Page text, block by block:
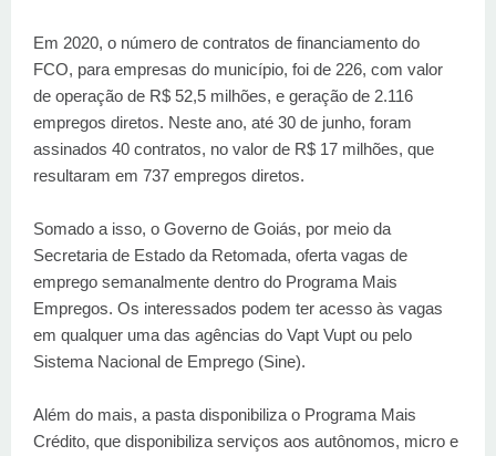
Em 2020, o número de contratos de financiamento do
FCO, para empresas do município, foi de 226, com valor
de operação de R$ 52,5 milhões, e geração de 2.116
empregos diretos. Neste ano, até 30 de junho, foram
assinados 40 contratos, no valor de R$ 17 milhões, que
resultaram em 737 empregos diretos.
Somado a isso, o Governo de Goiás, por meio da
Secretaria de Estado da Retomada, oferta vagas de
emprego semanalmente dentro do Programa Mais
Empregos. Os interessados podem ter acesso às vagas
em qualquer uma das agências do Vapt Vupt ou pelo
Sistema Nacional de Emprego (Sine).
Além do mais, a pasta disponibiliza o Programa Mais
Crédito, que disponibiliza serviços aos autônomos, micro e